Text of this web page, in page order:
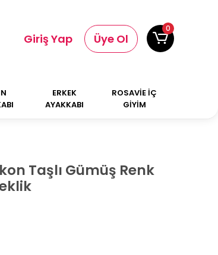
Giriş Yap Üye Ol
0
ERKEK
AYAKKABI
ROSAVİE İÇ
GİYİM
Taşlı Gümüş Renk